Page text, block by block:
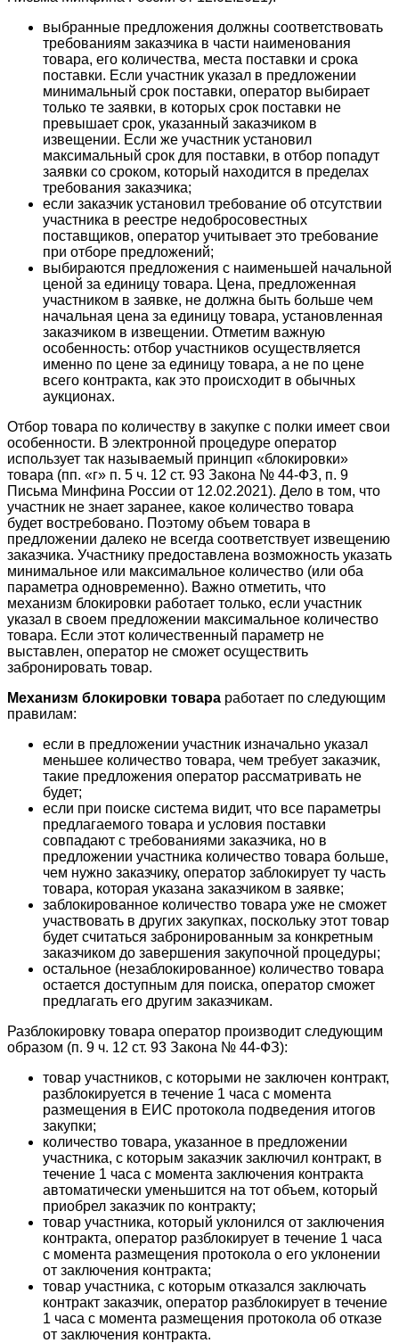
выбранные предложения должны соответствовать
требованиям заказчика в части наименования
товара, его количества, места поставки и срока
поставки. Если участник указал в предложении
минимальный срок поставки, оператор выбирает
только те заявки, в которых срок поставки не
превышает срок, указанный заказчиком в
извещении. Если же участник установил
максимальный срок для поставки, в отбор попадут
заявки со сроком, который находится в пределах
требования заказчика;
если заказчик установил требование об отсутствии
участника в реестре недобросовестных
поставщиков, оператор учитывает это требование
при отборе предложений;
выбираются предложения с наименьшей начальной
ценой за единицу товара. Цена, предложенная
участником в заявке, не должна быть больше чем
начальная цена за единицу товара, установленная
заказчиком в извещении. Отметим важную
особенность: отбор участников осуществляется
именно по цене за единицу товара, а не по цене
всего контракта, как это происходит в обычных
аукционах.
Отбор товара по количеству в закупке с полки имеет свои
особенности. В электронной процедуре оператор
использует так называемый принцип «блокировки»
товара (пп. «г» п. 5 ч. 12 ст. 93 Закона № 44-ФЗ, п. 9
Письма Минфина России от 12.02.2021). Дело в том, что
участник не знает заранее, какое количество товара
будет востребовано. Поэтому объем товара в
предложении далеко не всегда соответствует извещению
заказчика. Участнику предоставлена возможность указать
минимальное или максимальное количество (или оба
параметра одновременно). Важно отметить, что
механизм блокировки работает только, если участник
указал в своем предложении максимальное количество
товара. Если этот количественный параметр не
выставлен, оператор не сможет осуществить
забронировать товар.
Механизм блокировки товара работает по следующим
правилам:
если в предложении участник изначально указал
меньшее количество товара, чем требует заказчик,
такие предложения оператор рассматривать не
будет;
если при поиске система видит, что все параметры
предлагаемого товара и условия поставки
совпадают с требованиями заказчика, но в
предложении участника количество товара больше,
чем нужно заказчику, оператор заблокирует ту часть
товара, которая указана заказчиком в заявке;
заблокированное количество товара уже не сможет
участвовать в других закупках, поскольку этот товар
будет считаться забронированным за конкретным
заказчиком до завершения закупочной процедуры;
остальное (незаблокированное) количество товара
остается доступным для поиска, оператор сможет
предлагать его другим заказчикам.
Разблокировку товара оператор производит следующим
образом (п. 9 ч. 12 ст. 93 Закона № 44-ФЗ):
товар участников, с которыми не заключен контракт,
разблокируется в течение 1 часа с момента
размещения в ЕИС протокола подведения итогов
закупки;
количество товара, указанное в предложении
участника, с которым заказчик заключил контракт, в
течение 1 часа с момента заключения контракта
автоматически уменьшится на тот объем, который
приобрел заказчик по контракту;
товар участника, который уклонился от заключения
контракта, оператор разблокирует в течение 1 часа
с момента размещения протокола о его уклонении
от заключения контракта;
товар участника, с которым отказался заключать
контракт заказчик, оператор разблокирует в течение
1 часа с момента размещения протокола об отказе
от заключения контракта.